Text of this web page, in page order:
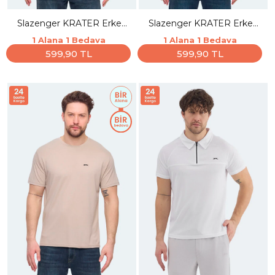
Slazenger KRATER Erkek
Açık Yeşil Tişört
1 Alana 1 Bedava
599,90 TL
Slazenger KRATER Erkek
Indigo Tişört
1 Alana 1 Bedava
599,90 TL